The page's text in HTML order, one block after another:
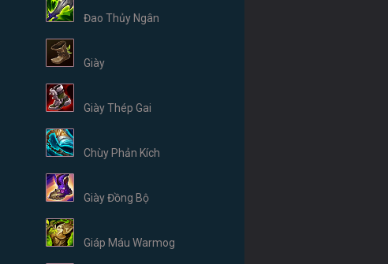
Đao Thủy Ngân
Giày
Giày Thép Gai
Chùy Phản Kích
Giày Đồng Bộ
Giáp Máu Warmog